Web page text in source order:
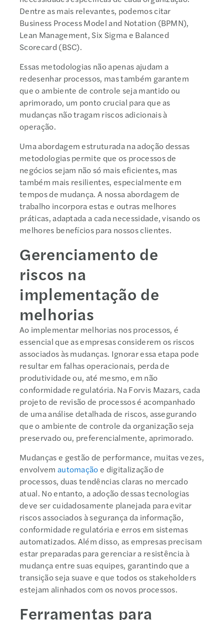
Dentre as mais relevantes, podemos citar
Business Process Model and Notation (BPMN),
Lean Management, Six Sigma e Balanced
Scorecard (BSC).
Essas metodologias não apenas ajudam a
redesenhar processos, mas também garantem
que o ambiente de controle seja mantido ou
aprimorado, um ponto crucial para que as
mudanças não tragam riscos adicionais à
operação.
Uma abordagem estruturada na adoção dessas
metodologias permite que os processos de
negócios sejam não só mais eficientes, mas
também mais resilientes, especialmente em
tempos de mudança. A nossa abordagem de
trabalho incorpora estas e outras melhores
práticas, adaptada a cada necessidade, visando os
melhores benefícios para nossos clientes.
Gerenciamento de
riscos na
implementação de
melhorias
Ao implementar melhorias nos processos, é
essencial que as empresas considerem os riscos
associados às mudanças. Ignorar essa etapa pode
resultar em falhas operacionais, perda de
produtividade ou, até mesmo, em não
conformidade regulatória. Na Forvis Mazars, cada
projeto de revisão de processos é acompanhado
de uma análise detalhada de riscos, assegurando
que o ambiente de controle da organização seja
preservado ou, preferencialmente, aprimorado.
Mudanças e gestão de performance, muitas vezes,
envolvem automaçãoe digitalização de
processos, duas tendências claras no mercado
atual. No entanto, a adoção dessas tecnologias
deve ser cuidadosamente planejada para evitar
riscos associados à segurança da informação,
conformidade regulatória e erros em sistemas
automatizados. Além disso, as empresas precisam
estar preparadas para gerenciar a resistência à
mudança entre suas equipes, garantindo que a
transição seja suave e que todos os stakeholders
estejam alinhados com os novos processos.
Ferramentas para